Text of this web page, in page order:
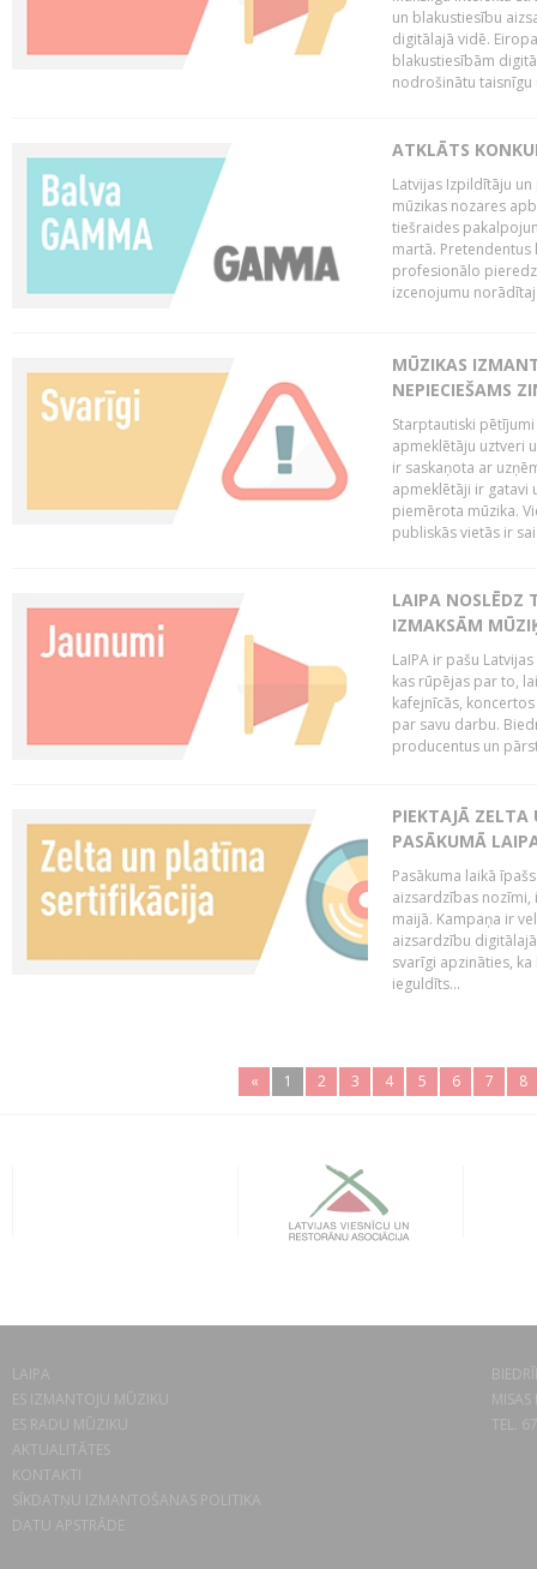
un blakustiesību
digitālajā vidē.
blakustiesībām
nodrošinātu taisnīgu
ATKLĀTS
Latvijas Izpildītāju
mūzikas nozares
tiešraides
martā. Pretendentus
profesionālo
izcenojumu
MŪZIKAS
NEPIECIEŠAMS
Starptautiski
apmeklētāju uztveri
ir saskaņota ar
apmeklētāji ir gatavi
piemērota mūzika.
publiskās vietās ir
LAIPA NOSLĒDZ
IZMAKSĀM
LaIPA ir pašu
kas rūpējas par to,
kafejnīcās,
par savu darbu.
producentus un
PIEKTAJĀ ZELTA
PASĀKUMĀ
Pasākuma laikā
aizsardzības nozīmi,
maijā. Kampaņa ir
aizsardzību
svarīgi apzināties,
ieguldīts...
« 1 2 3 4 5 6 7 8
LAIPA
ES IZMANTOJU MŪZIKU
ES RADU MŪZIKU
AKTUALITĀTES
KONTAKTI
SĪKDATŅU IZMANTOŠANAS POLITIKA
DATU APSTRĀDE
TEL.